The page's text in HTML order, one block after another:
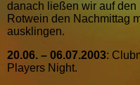
danach ließen wir auf
Rotwein den Nachmittag
ausklingen.
20.06. – 06.07.2003:
Players Night.